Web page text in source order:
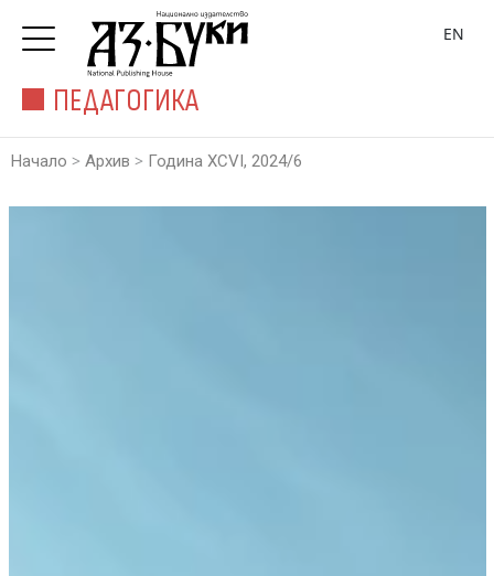
ПЕДАГОГИКА
EN
Начало > Архив > Година XCVI, 2024/6